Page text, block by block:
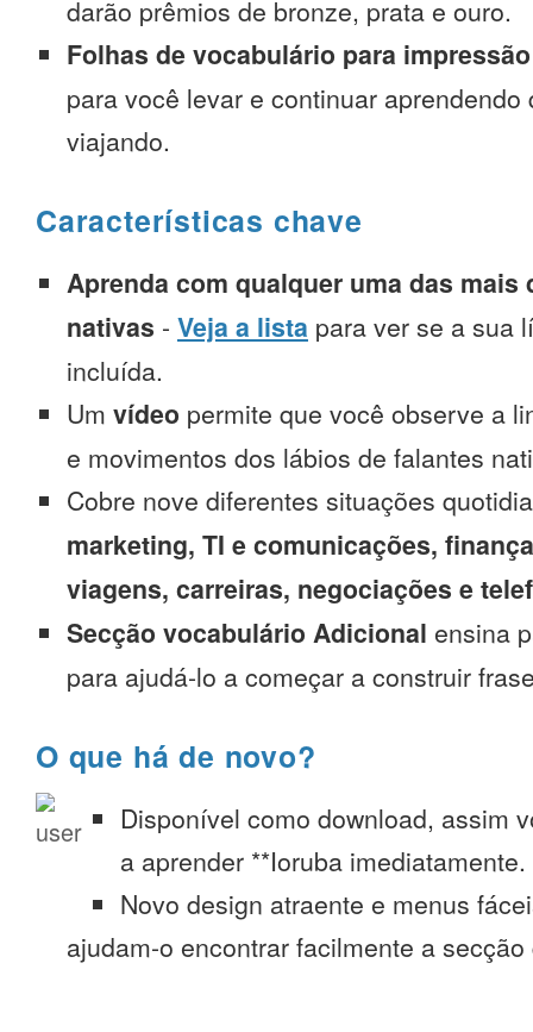
darão prêmios de bronze, prata e ouro.
Folhas de vocabulário para impressão
para você levar e continuar aprendendo
viajando.
Características chave
Aprenda com qualquer uma das mais
nativas - Veja a lista para ver se a sua
incluída.
Um vídeo permite que você observe a
e movimentos dos lábios de falantes
Cobre nove diferentes situações
marketing, TI e comunicações,
viagens, carreiras, negociações e
Secção vocabulário Adicional ensina
para ajudá-lo a começar a construir
O que há de novo?
Disponível como download, assim
a aprender **Ioruba imediatamente.
Novo design atraente e menus
ajudam-o encontrar facilmente a